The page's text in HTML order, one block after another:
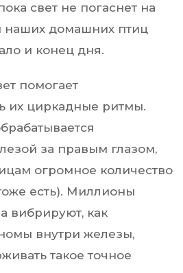
свет не погаснет на
наших домашних птиц
и конец дня.
помогает
их циркадные ритмы.
за правым глазом,
огромное количество
есть). Миллионы
вибрируют, как
внутри железы,
такое точное